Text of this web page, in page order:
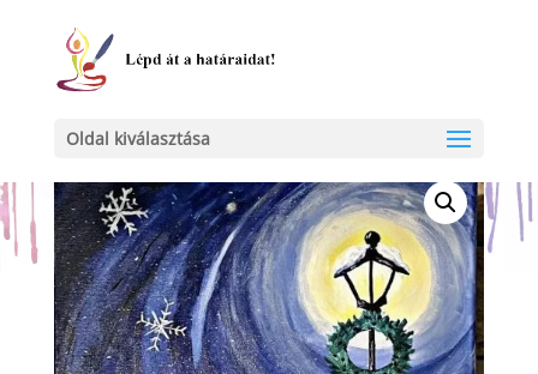
Oldal kiválasztása
Kezdőlap/Egyéb/ Hóember 2